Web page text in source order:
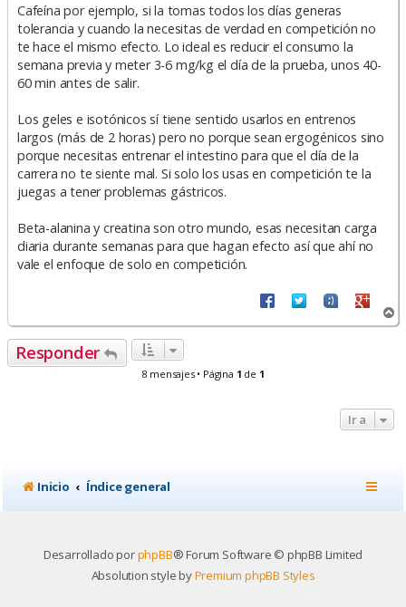
Cafeína por ejemplo, si la tomas todos los días generas
tolerancia y cuando la necesitas de verdad en competición no
te hace el mismo efecto. Lo ideal es reducir el consumo la
semana previa y meter 3-6 mg/kg el día de la prueba, unos 40-
60 min antes de salir.
Los geles e isotónicos sí tiene sentido usarlos en entrenos
largos (más de 2 horas) pero no porque sean ergogénicos sino
porque necesitas entrenar el intestino para que el día de la
carrera no te siente mal. Si solo los usas en competición te la
juegas a tener problemas gástricos.
Beta-alanina y creatina son otro mundo, esas necesitan carga
diaria durante semanas para que hagan efecto así que ahí no
vale el enfoque de solo en competición.
r
Responder
8 mensajes • Página 1 de 1
Ir a
Inicio Índice general
Desarrollado porphpBB® Forum Software © phpBB Limited
Absolution style byPremium phpBB Styles